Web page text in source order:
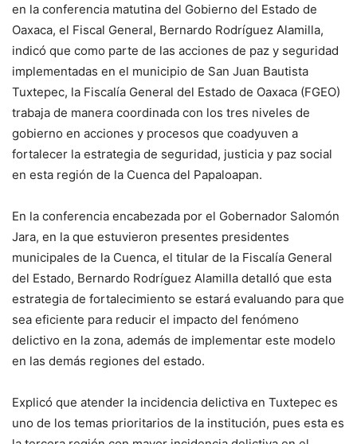
en la conferencia matutina del Gobierno del Estado de
Oaxaca, el Fiscal General, Bernardo Rodríguez Alamilla,
indicó que como parte de las acciones de paz y seguridad
implementadas en el municipio de San Juan Bautista
Tuxtepec, la Fiscalía General del Estado de Oaxaca (FGEO)
trabaja de manera coordinada con los tres niveles de
gobierno en acciones y procesos que coadyuven a
fortalecer la estrategia de seguridad, justicia y paz social
en esta región de la Cuenca del Papaloapan.
En la conferencia encabezada por el Gobernador Salomón
Jara, en la que estuvieron presentes presidentes
municipales de la Cuenca, el titular de la Fiscalía General
del Estado, Bernardo Rodríguez Alamilla detalló que esta
estrategia de fortalecimiento se estará evaluando para que
sea eficiente para reducir el impacto del fenómeno
delictivo en la zona, además de implementar este modelo
en las demás regiones del estado.
Explicó que atender la incidencia delictiva en Tuxtepec es
uno de los temas prioritarios de la institución, pues esta es